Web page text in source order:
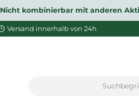
| Nicht kombinierbar mit anderen
Versand innerhalb von 24h